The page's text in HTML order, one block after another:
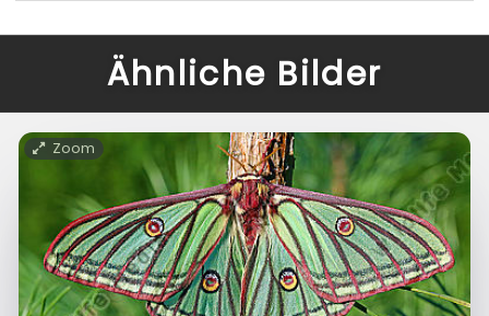
Ähnliche Bilder
Zoom